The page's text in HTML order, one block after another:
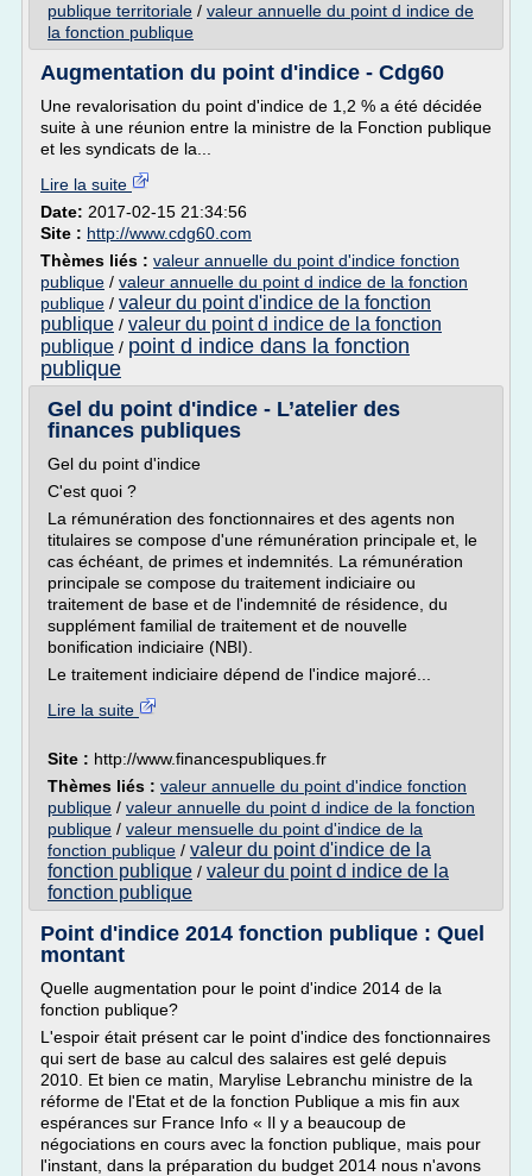
publique territoriale / valeur annuelle du point d indice de
la fonction publique
Augmentation du point d'indice - Cdg60
Une revalorisation du point d'indice de 1,2 % a été décidée
suite à une réunion entre la ministre de la Fonction publique
et les syndicats de la...
Lire la suite
Date: 2017-02-15 21:34:56
Site : http://www.cdg60.com
Thèmes liés : valeur annuelle du point d'indice fonction
publique / valeur annuelle du point d indice de la fonction
publique / valeur du point d'indice de la fonction
publique / valeur du point d indice de la fonction
publique / point d indice dans la fonction
publique
Gel du point d'indice - L’atelier des
finances publiques
Gel du point d'indice
C'est quoi ?
La rémunération des fonctionnaires et des agents non
titulaires se compose d'une rémunération principale et, le
cas échéant, de primes et indemnités. La rémunération
principale se compose du traitement indiciaire ou
traitement de base et de l'indemnité de résidence, du
supplément familial de traitement et de nouvelle
bonification indiciaire (NBI).
Le traitement indiciaire dépend de l'indice majoré...
Lire la suite
Site : http://www.financespubliques.fr
Thèmes liés : valeur annuelle du point d'indice fonction
publique / valeur annuelle du point d indice de la fonction
publique / valeur mensuelle du point d'indice de la
fonction publique / valeur du point d'indice de la
fonction publique / valeur du point d indice de la
fonction publique
Point d'indice 2014 fonction publique : Quel
montant
Quelle augmentation pour le point d'indice 2014 de la
fonction publique?
L'espoir était présent car le point d'indice des fonctionnaires
qui sert de base au calcul des salaires est gelé depuis
2010. Et bien ce matin, Marylise Lebranchu ministre de la
réforme de l'Etat et de la fonction Publique a mis fin aux
espérances sur France Info « Il y a beaucoup de
négociations en cours avec la fonction publique, mais pour
l'instant, dans la préparation du budget 2014 nous n'avons